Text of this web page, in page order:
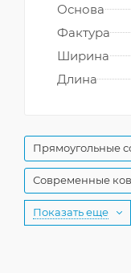
Основа
Фактура
Ширина
Длина
Прямоугольные
Современные
Показать еще